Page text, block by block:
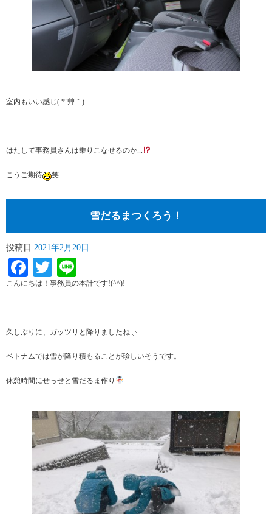
室内もいい感じ( *´艸｀)
はたして事務員さんは乗りこなせるのか...
こうご期待 笑
雪だるまつくろう！
投稿日 2021年2月20日
Facebook
Twitter
こんにちは！事務員の本計です!(^^)!
久しぶりに、ガッツリと降りましたね
ベトナムでは雪が降り積もることが珍しいそうです。
休憩時間にせっせと雪だるま作り